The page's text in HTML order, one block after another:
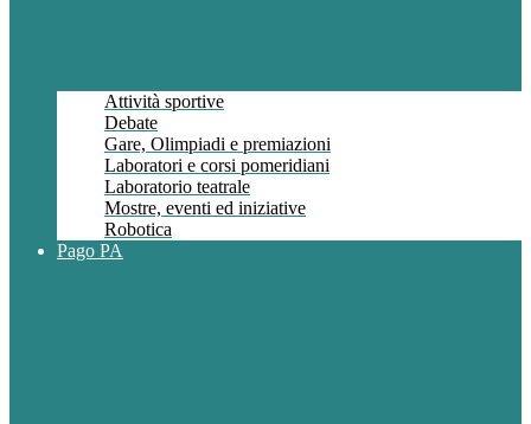
Attività sportive
Debate
Gare, Olimpiadi e premiazioni
Laboratori e corsi pomeridiani
Laboratorio teatrale
Mostre, eventi ed iniziative
Robotica
Pago PA